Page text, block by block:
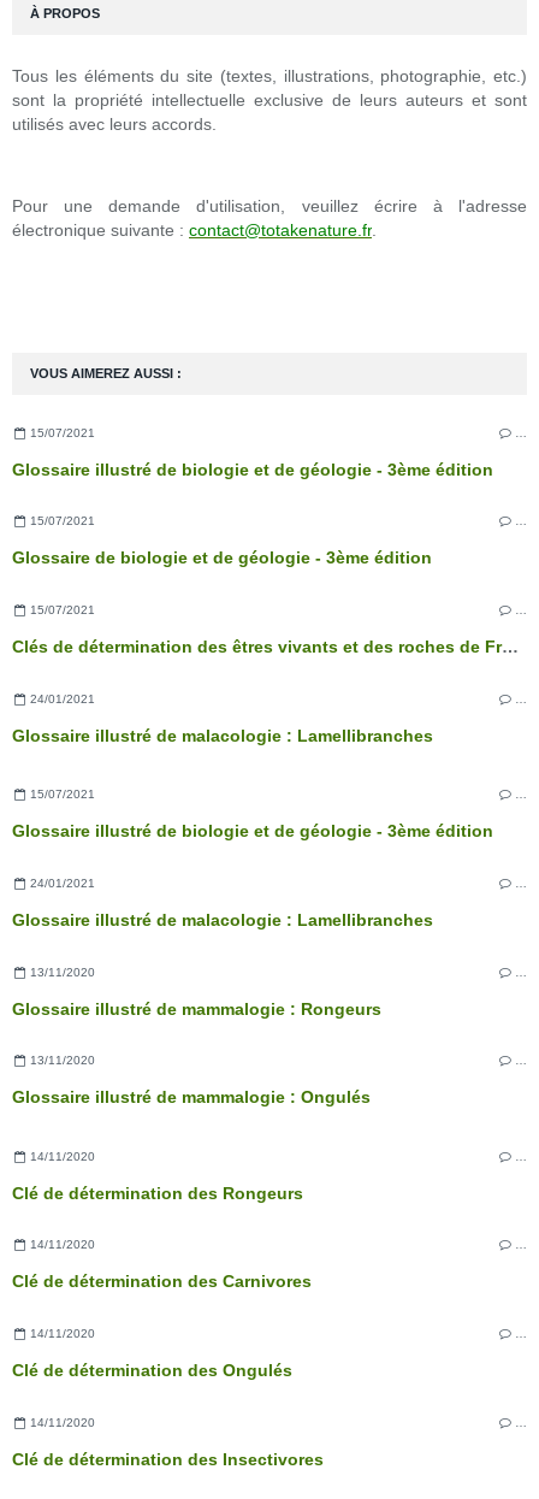
VOUS AIMEREZ AUSSI :
15/07/2021
Glossaire illustré de biologie et de géologie - 3ème édition
15/07/2021 …
Glossaire de biologie et de géologie - 3ème édition
15/07/2021
Clés de détermination des êtres vivants et des roches de France - 3ème édition
24/01/2021
Glossaire illustré de malacologie : Lamellibranches
15/07/2021 …
Glossaire illustré de biologie et de géologie - 3ème édition
24/01/2021
Glossaire illustré de malacologie : Lamellibranches
13/11/2020
Glossaire illustré de mammalogie : Rongeurs
13/11/2020
Glossaire illustré de mammalogie : Ongulés
14/11/2020
Clé de détermination des Rongeurs
14/11/2020 …
Clé de détermination des Carnivores
14/11/2020
Clé de détermination des Ongulés
14/11/2020
Clé de détermination des Insectivores
À PROPOS
Tous les éléments du site (textes, illustrations, photographie, etc.)
sont la propriété intellectuelle exclusive de leurs auteurs et sont
utilisés avec leurs accords.
Pour une demande d'utilisation, veuillez écrire à l'adresse
électronique suivante : contact@totakenature.fr